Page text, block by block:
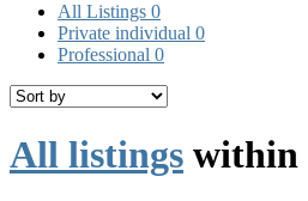
All Listings 0
Private individual 0
Professional 0
All listings within